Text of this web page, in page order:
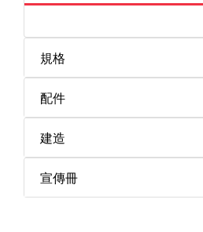
規格
配件
建造
宣傳冊